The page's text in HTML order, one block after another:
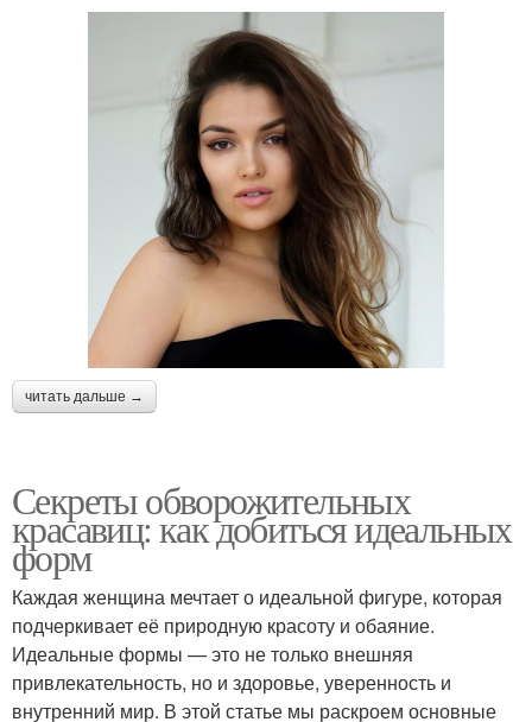
читать дальше →
Секреты обворожительных
красавиц: как добиться идеальных
форм
Каждая женщина мечтает о идеальной фигуре, которая
подчеркивает её природную красоту и обаяние.
Идеальные формы — это не только внешняя
привлекательность, но и здоровье, уверенность и
внутренний мир. В этой статье мы раскроем основные